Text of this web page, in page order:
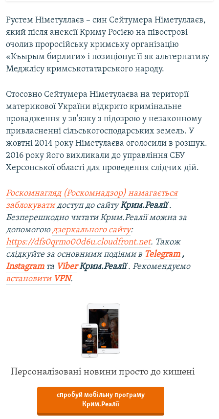
Рустем Німетуллаєв – син Сейтумера Німетуллаєв,
який після анексії Криму Росією на півострові
очолив проросійську кримську організацію
«Къырым бирлиги» і позиціонує її як альтернативу
Меджлісу кримськотатарського народу.
Стосовно Сейтумера Німетулаєва на території
материкової України відкрито кримінальне
провадження у зв'язку з підозрою у незаконному
привласненні сільськогосподарських земель. У
жовтні 2014 року Німетулаєва оголосили в розшук.
2016 року його викликали до управління СБУ
Херсонської області для проведення слідчих дій.
Роскомнагляд (Роскомнадзор) намагається
заблокуватидоступ до сайтуКрим.Реалії.
Безперешкодно читати Крим.Реалії можна за
допомогою дзеркального сайту:
https://dfs0qrmo00d6u.cloudfront.net. Також
слідкуйте за основними подіями в Telegram,
Instagramта ViberКрим.Реалії. Рекомендуємо
встановити VPN.
Персоналізовані новини просто до кишені
спробуй мобільну програму
Крим.Реалії